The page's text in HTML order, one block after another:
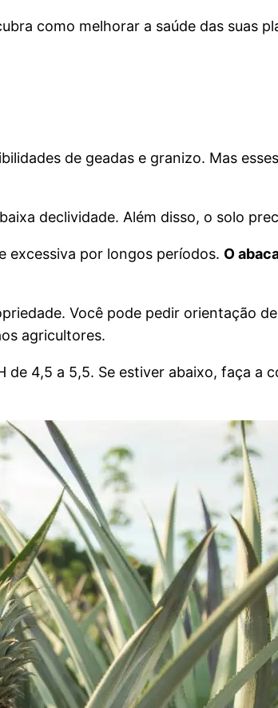
como melhorar a saúde das suas
de geadas e granizo. Mas
declividade. Além disso, o solo
excessiva por longos períodos. O
Você pode pedir orientação
agricultores.
4,5 a 5,5. Se estiver abaixo, faça a